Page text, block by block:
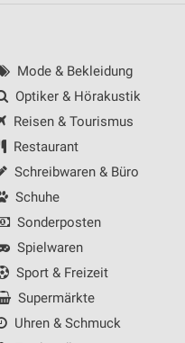
Mode & Bekleidung
Optiker & Hörakustik
Reisen & Tourismus
Restaurant
Schreibwaren & Büro
Schuhe
Sonderposten
Spielwaren
Sport & Freizeit
Supermärkte
Uhren & Schmuck